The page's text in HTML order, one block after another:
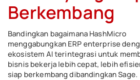
Berkembang
Bandingkan bagaimana HashMicro
menggabungkan ERP enterprise
ekosistem AI terintegrasi untuk
bisnis bekerja lebih cepat, lebih
siap berkembang dibandingkan Sage.